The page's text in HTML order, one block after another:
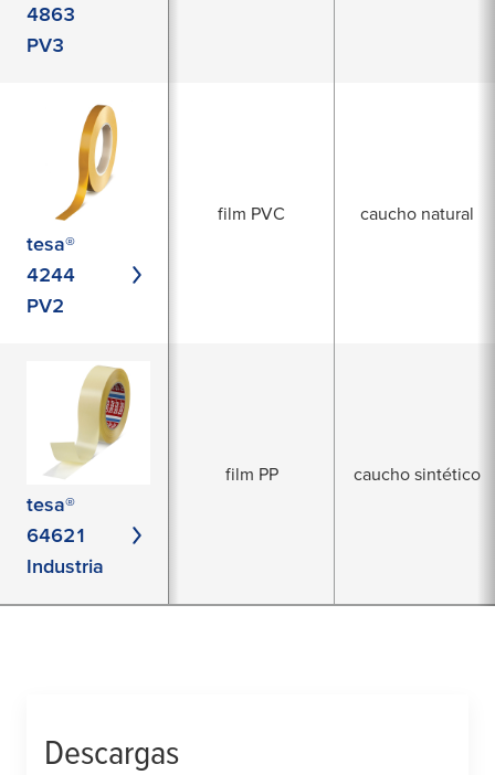
4863
PV3
tesa®
4244
PV2
film PVC caucho natural
tesa®
64621
Industria
film PP caucho sintético
Descargas